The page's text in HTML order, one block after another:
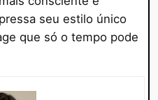
seu estilo único
que só o tempo pode